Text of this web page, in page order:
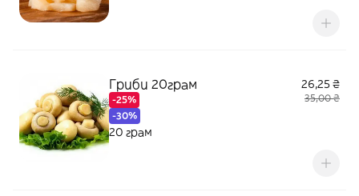
Гриби 20грам
-25%
-30%
26,25 ₴
35,00 ₴
20 грам